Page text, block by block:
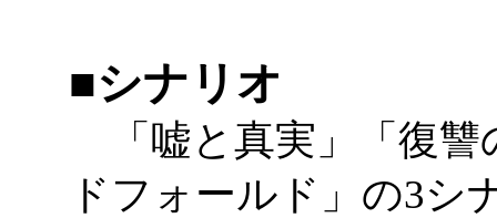
■シナリオ
「嘘と真実」「復讐
ドフォールド」の3シ